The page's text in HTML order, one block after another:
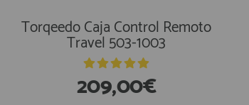
Torqeedo Caja Control Remoto
Travel 503-1003
209,00€